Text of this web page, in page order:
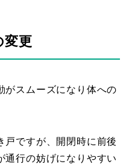
変更
がスムーズになり体への
戸ですが、開閉時に前後
通行の妨げになりやすい